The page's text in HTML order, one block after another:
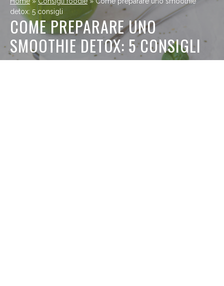
detox: 5 consigli
COME PREPARARE UNO
SMOOTHIE DETOX: 5 CONSIGLI